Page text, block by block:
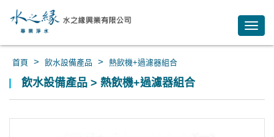
首頁 > 飲水設備產品 > 熱飲機+過濾器組合
飲水設備產品 > 熱飲機+過濾器組合